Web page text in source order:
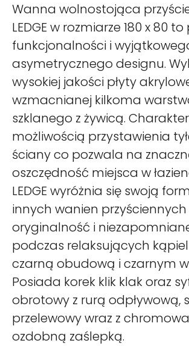
Wanna wolnostojąca
LEDGE w rozmiarze 180 x 80
funkcjonalności i
asymetrycznego designu.
wysokiej jakości płyty
wzmacnianej kilkoma
szklanego z żywicą.
możliwością przystawienia
ściany co pozwala na
oszczędność miejsca w
LEDGE wyróżnia się swoją
innych wanien
oryginalność i
podczas relaksujących
czarną obudową i czarnym
Posiada korek klik klak oraz
obrotowy z rurą odpływową,
przelewowy wraz z
ozdobną zaślepką.